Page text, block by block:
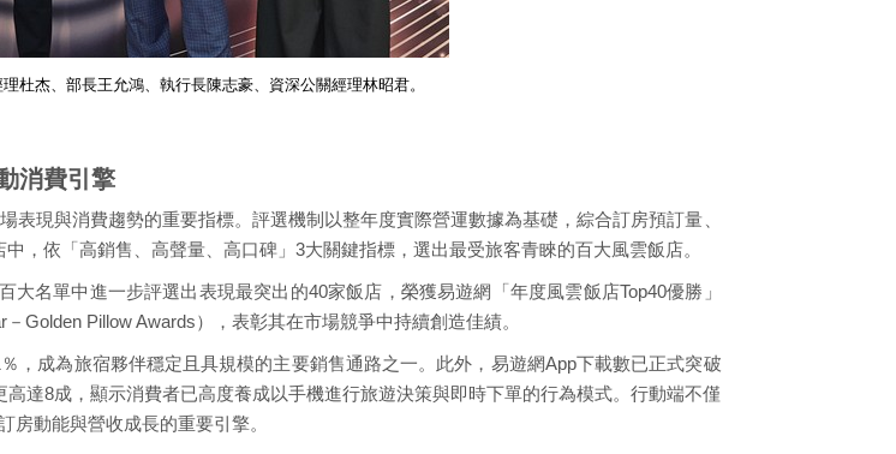
杜杰、部長王允鴻、執行長陳志豪、資深公關經理林昭君。
消費引擎
現與消費趨勢的重要指標。評選機制以整年度實際營運數據為基礎，綜合訂房預訂量、
，依「高銷售、高聲量、高口碑」3大關鍵指標，選出最受旅客青睞的百大風雲飯店。
名單中進一步評選出表現最突出的40家飯店，榮獲易遊網「年度風雲飯店Top40優勝」
Golden Pillow Awards），表彰其在市場競爭中持續創造佳績。
，成為旅宿夥伴穩定且具規模的主要銷售通路之一。此外，易遊網App下載數已正式突破
達8成，顯示消費者已高度養成以手機進行旅遊決策與即時下單的行為模式。行動端不僅
動能與營收成長的重要引擎。